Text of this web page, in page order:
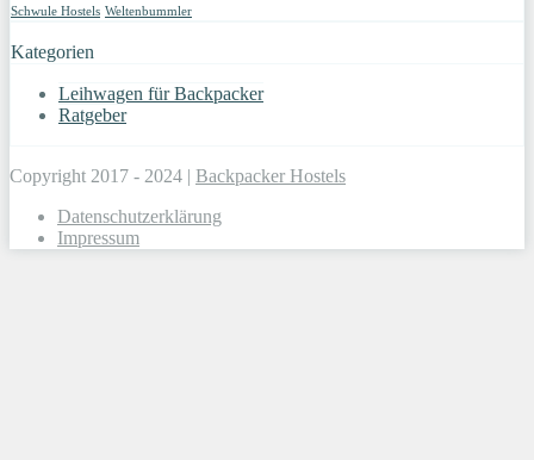
Schwule Hostels Weltenbummler
Kategorien
Leihwagen für Backpacker
Ratgeber
Copyright 2017 - 2024 | Backpacker Hostels
Datenschutzerklärung
Impressum